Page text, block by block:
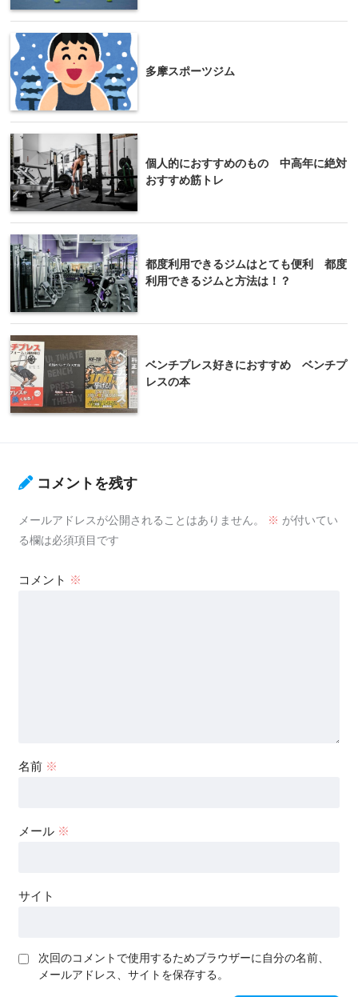
多摩スポーツジム
個人的におすすめのもの 中高年に絶対
おすすめ筋トレ
都度利用できるジムはとても便利 都度
利用できるジムと方法は！？
ベンチプレス好きにおすすめ ベンチプ
レスの本
コメントを残す
メールアドレスが公開されることはありません。 ※ が付いてい
る欄は必須項目です
コメント ※
名前 ※
メール ※
サイト
次回のコメントで使用するためブラウザーに自分の名前、
メールアドレス、サイトを保存する。